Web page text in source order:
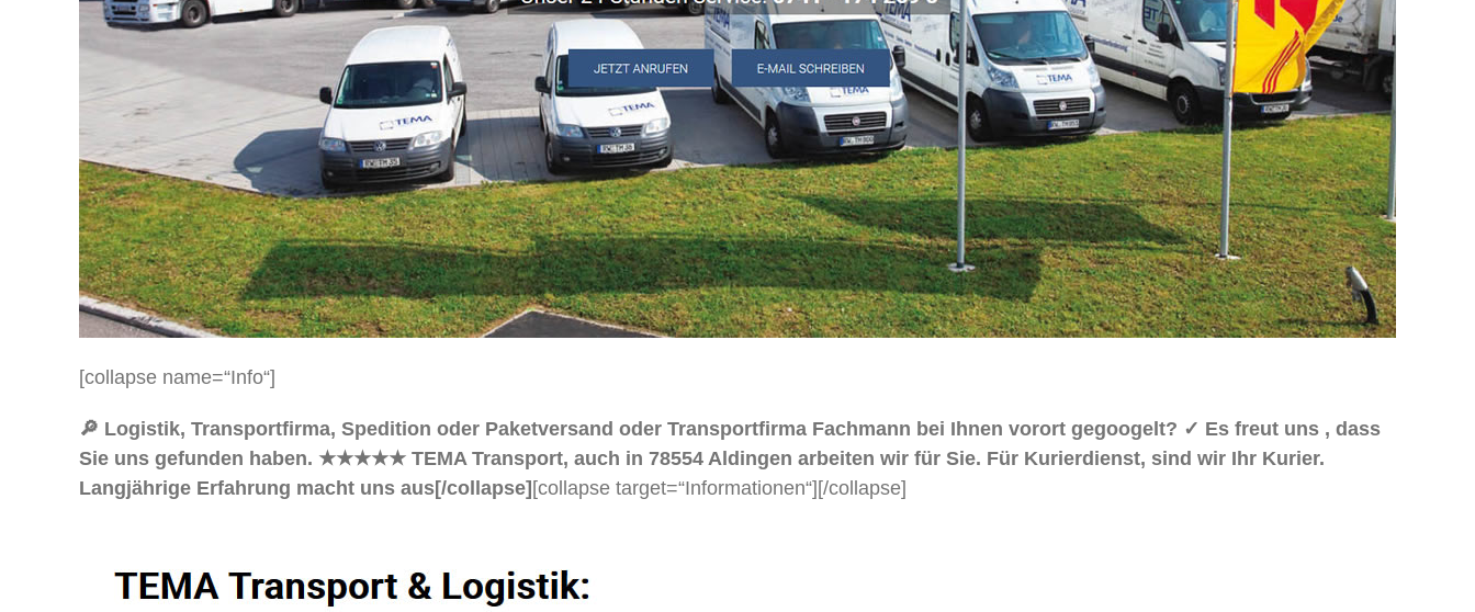
[collapse name=“Info“]
🔎 Logistik, Transportfirma, Spedition oder Paketversand oder Transportfirma Fachmann bei Ihnen vorort gegoogelt? ✓ Es freut uns , dass
Sie uns gefunden haben. ★★★★★ TEMA Transport, auch in 78554 Aldingen arbeiten wir für Sie. Für Kurierdienst, sind wir Ihr Kurier.
Langjährige Erfahrung macht uns aus[/collapse][collapse target=“Informationen“][/collapse]